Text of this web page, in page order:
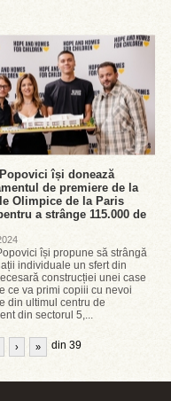
își donează
de premiere de la
Olimpice de la Paris
a strânge 115.000 de
își propune să strângă
individuale un sfert din
construcției unei case
ce va primi copiii cu nevoi
din ultimul centru de
din sectorul 5,...
din 39
› »